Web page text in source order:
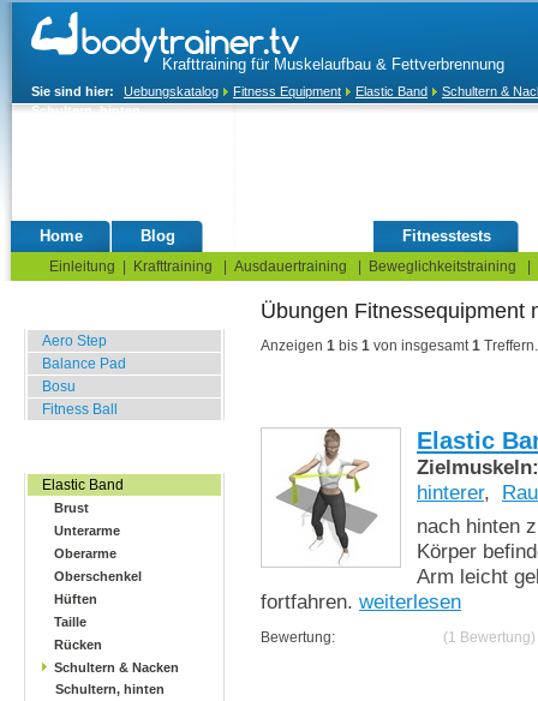
Krafttraining für Muskelaufbau & Fettverbrennung
Sie sind hier: Uebungskatalog Fitness Equipment Elastic Band
Schultern &
Schultern, hinten
Home Blog Fitnesstests
Einleitung Krafttraining Ausdauertraining Beweglichkeitstraining
Aero Step
Balance Pad
Bosu
Fitness Ball
Elastic Band
Brust
Unterarme
Oberarme
Oberschenkel
Hüften
Taille
Rücken
Schultern & Nacken
Schultern, hinten
Übungen Fitnessequipment
Anzeigen 1 bis 1 von insgesamt1 Treffern.
Elastic
Zielmuskeln:
hinterer,
nach hinten
Körper
Arm leicht
fortfahren. weiterlesen
Bewertung: (1 Bewertung)